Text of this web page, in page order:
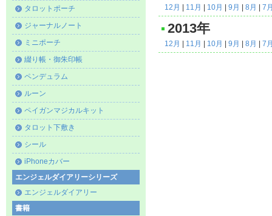
タロットポーチ
ジャーナルノート
ミニポーチ
綴り帳・御朱印帳
ペンデュラム
ルーン
ペイガンマジカルキット
タロット下敷き
シール
iPhoneカバー
エンジェルダイアリーシリーズ
エンジェルダイアリー
書籍
12月 11月 10月 9月 8月 7
2013年
12月 11月 10月 9月 8月 7